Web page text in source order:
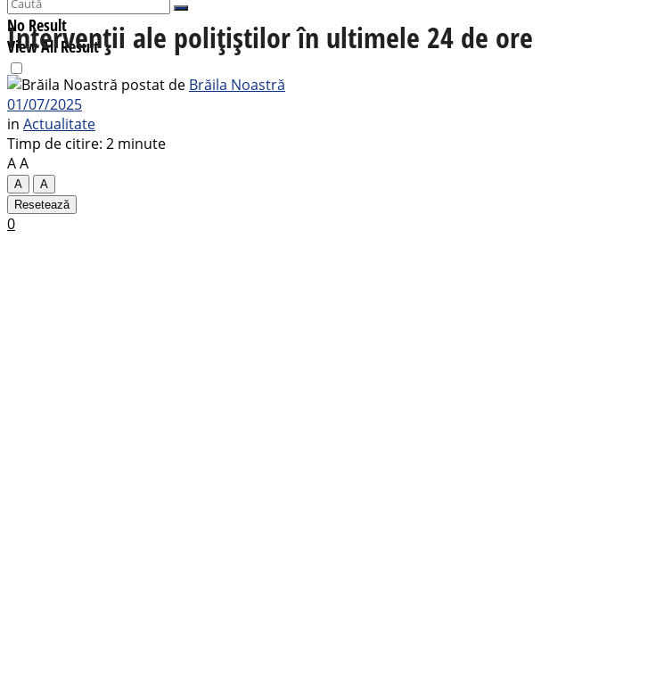
No Result
View All Result
Intervenții ale polițiștilor în ultimele 24 de ore
postat de Brăila Noastră
01/07/2025
in Actualitate
Timp de citire: 2 minute
AA
A
A
Resetează
0